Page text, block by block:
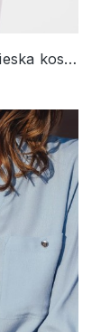
LENZING™ ECOVERO™ Niebieska koszula damska w paski – Neo Comfort